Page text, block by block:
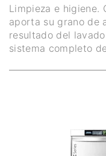
Limpieza e higiene.
aporta su grano de
resultado del
sistema completo